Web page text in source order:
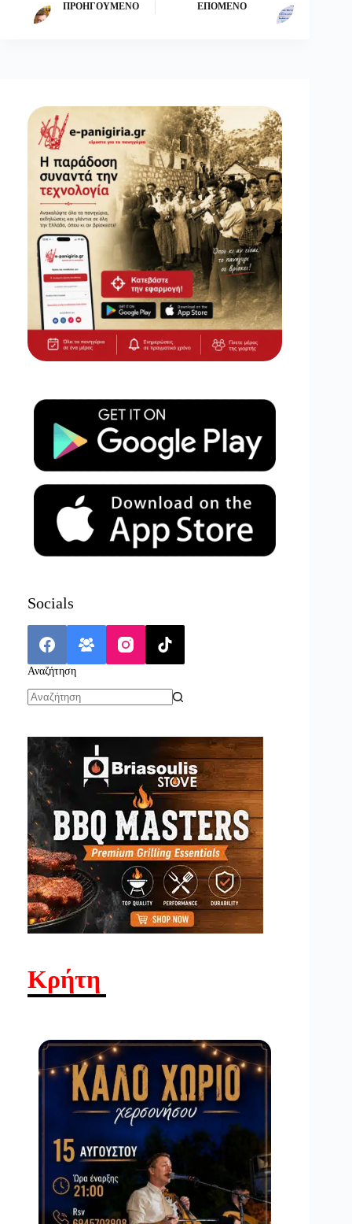
ΠΡΟΗΓΟΎΜΕΝΟ ΕΠΌΜΕΝΟ
Socials
Αναζήτηση
Κρήτη